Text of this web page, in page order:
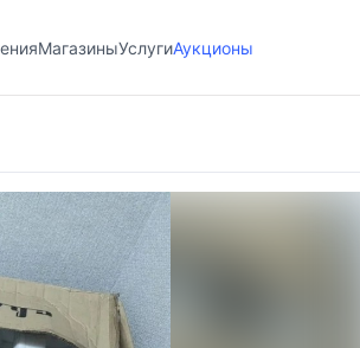
МагазиныУслугиАукционы